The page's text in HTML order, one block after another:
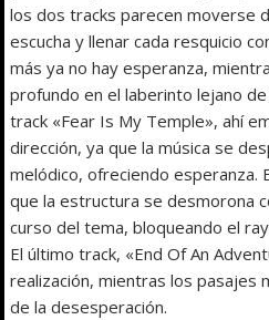
los dos tracks parecen moverse
escucha y llenar cada resquicio
más ya no hay esperanza,
profundo en el laberinto lejano
track «Fear Is My Temple», ahí
dirección, ya que la música se
melódico, ofreciendo esperanza.
que la estructura se desmorona
curso del tema, bloqueando el
El último track, «End Of An
realización, mientras los pasajes
de la desesperación.